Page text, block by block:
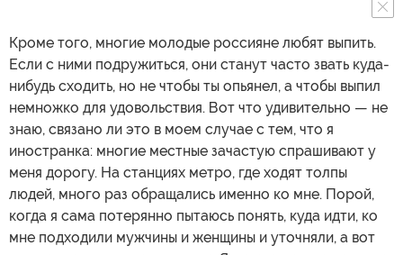
Кроме того, многие молодые россияне любят выпить.
Если с ними подружиться, они станут часто звать куда-
нибудь сходить, но не чтобы ты опьянел, а чтобы выпил
немножко для удовольствия. Вот что удивительно — не
знаю, связано ли это в моем случае с тем, что я
иностранка: многие местные зачастую спрашивают у
меня дорогу. На станциях метро, где ходят толпы
людей, много раз обращались именно ко мне. Порой,
когда я сама потерянно пытаюсь понять, куда идти, ко
мне подходили мужчины и женщины и уточняли, а вот